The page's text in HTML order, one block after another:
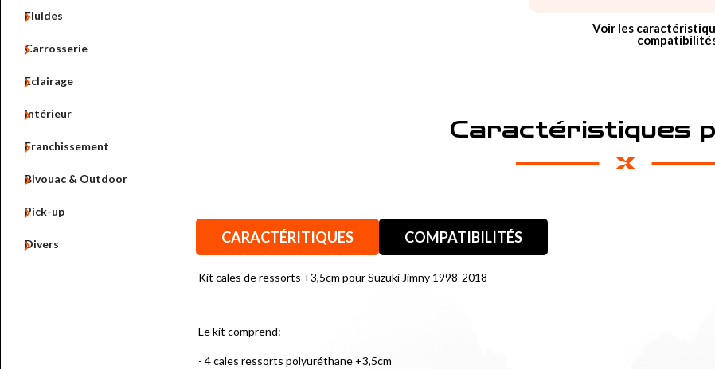
Fluides

Carrosserie

Eclairage

Intérieur

Franchissement

Bivouac & Outdoor

Pick-up

Divers

Voir les
Caractéristiques
CARACTÉRITIQUES COMPATIBILITÉS
Kit cales de ressorts +3,5cm pour Suzuki Jimny 1998-2018
Le kit comprend:
- 4 cales ressorts polyuréthane +3,5cm